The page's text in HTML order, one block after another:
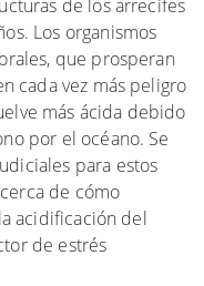
de los arrecifes
Los organismos
que prosperan
cada vez más peligro
más ácida debido
por el océano. Se
para estos
de cómo
acidificación del
de estrés